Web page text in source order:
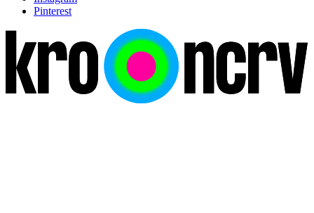
Pinterest